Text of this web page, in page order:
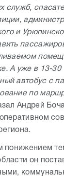
служб,
и
А уже в 13-30
автобус с
по
Андрей
понижением
он